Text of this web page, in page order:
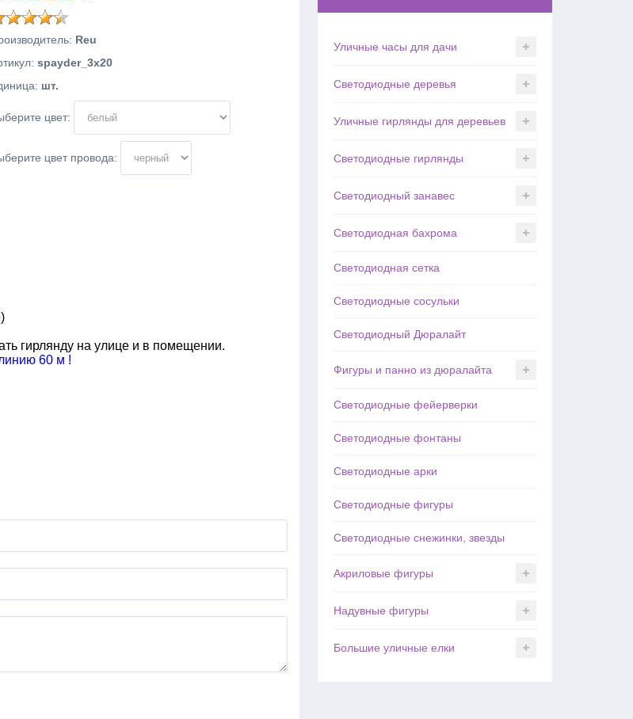
: Reu
: spayder_3x20
: шт.
цвет:
цвет провода:
гирлянду на улице и в помещении.
60 м !
Уличные часы для дачи
Светодиодные деревья
Уличные гирлянды для деревьев
Светодиодные гирлянды
Светодиодный занавес
Светодиодная бахрома
Светодиодная сетка
Светодиодные сосульки
Светодиодный Дюралайт
Фигуры и панно из дюралайта
Светодиодные фейерверки
Светодиодные фонтаны
Светодиодные арки
Светодиодные фигуры
Светодиодные снежинки, звезды
Акриловые фигуры
Надувные фигуры
Большие уличные елки